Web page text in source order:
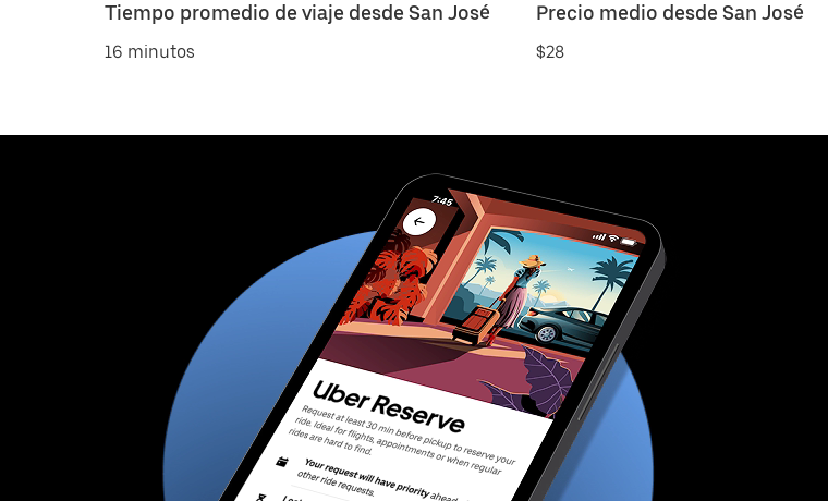
Tiempo promedio de viaje desde San José
16 minutos
Precio medio desde San José
$28